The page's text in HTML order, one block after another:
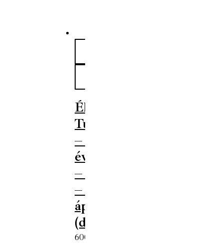
Élet és
Tudomány
– LXXIX.
évfolyam
– 15. szám
– 2024.
április 11.
(digitális)
600